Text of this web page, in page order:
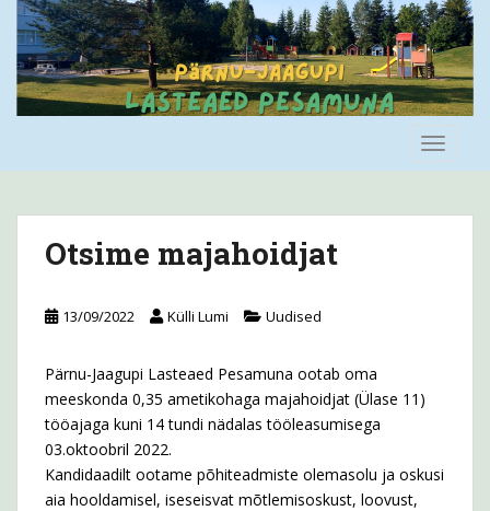
Otsime majahoidjat
13/09/2022 Külli Lumi Uudised
Pärnu-Jaagupi Lasteaed Pesamuna ootab oma
meeskonda 0,35 ametikohaga majahoidjat (Ülase 11)
tööajaga kuni 14 tundi nädalas tööleasumisega
03.oktoobril 2022.
Kandidaadilt ootame põhiteadmiste olemasolu ja oskusi
aia hooldamisel, iseseisvat mõtlemisoskust, loovust,